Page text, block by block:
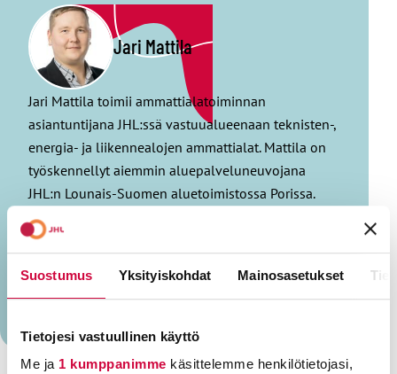
Suostumus Yksityiskohdat Mainosasetukset
Tietojesi vastuullinen käyttö
Me ja 1 kumppanimme käsittelemme henkilötietojasi,
Jari Mattila
Jari Mattila toimii ammattialatoiminnan
asiantuntijana JHL:ssä vastuualueenaan teknisten-,
energia- ja liikennealojen ammattialat. Mattila on
työskennellyt aiemmin aluepalveluneuvojana
JHL:n Lounais-Suomen aluetoimistossa Porissa.
Työkokemusta on myös vaihtotyönjohtajan,
levyseppä-hitsaajan ja
ajan hän viettää perheen parissa.